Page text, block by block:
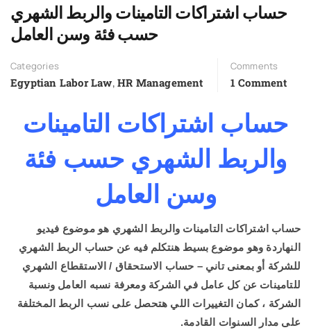
حساب اشتراكات التامينات والربط الشهري
حسب فئة وسن العامل
Categories
Egyptian Labor Law,HR Management
Comments
1 Comment
حساب اشتراكات التامينات
والربط الشهري حسب فئة
وسن العامل
حساب اشتراكات التامينات والربط الشهري هو موضوع فيديو
النهاردة وهو موضوع بسيط هنتكلم فيه عن حساب الربط الشهري
للشركة أو بمعنى تاني – حساب الاستحقاق / الاستقطاع الشهري
للتامينات عن كل عامل في الشركة ومعرفة نسبه العامل ونسبة
الشركة ، كمان التغييرات اللي هتحصل على نسب الربط المختلفة
على مدار السنوات القادمة.